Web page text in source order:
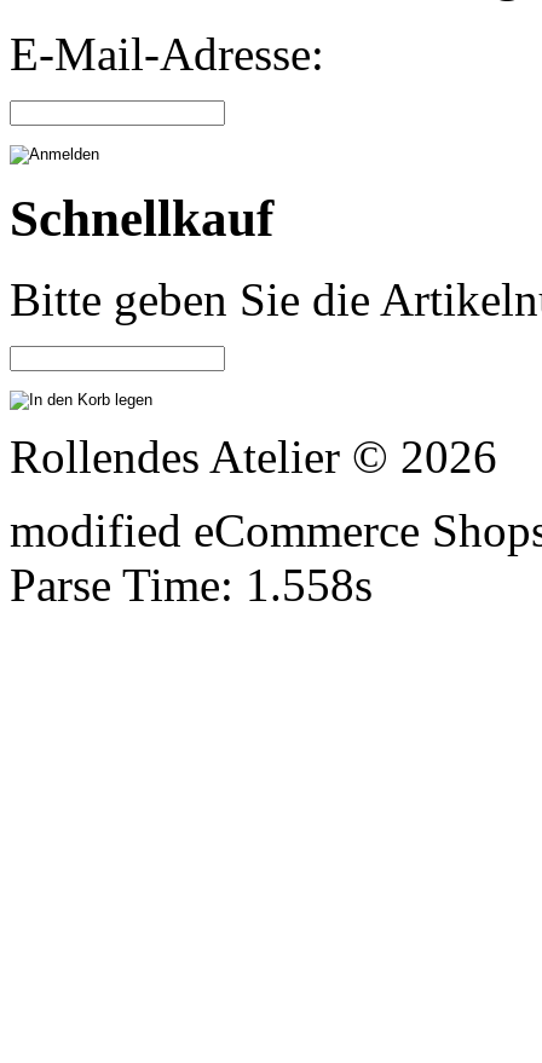
E-Mail-Adresse:
Schnellkauf
Bitte geben Sie die
Rollendes Atelier © 2026
modified eCommerce
Parse Time: 1.558s